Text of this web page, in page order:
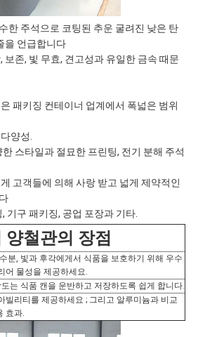
한 주석으로 코팅된 추운 굴려진 낮은 탄
을 언급합니다
보존, 빛 무효, 견고성과 유일한 금속 때문
패키징 컨테이너 업계에서 폭넓은 범위
양성.
스타일과 절묘한 프린팅, 전기 분해 주석
고객들에 의해 사랑 받고 넓게 제약적인
기구 패키징, 공업 포장과 기타.
철관의 장점
분, 빛과 후각에게서 식품을 보호하기 위해 우수
어 물성을 제공하세요.
는 식품 캔을 운반하고 저장하도록 쉽게 합니다.
빌리티를 제공하세요 ; 그리고 알루미늄과 비교
효과.